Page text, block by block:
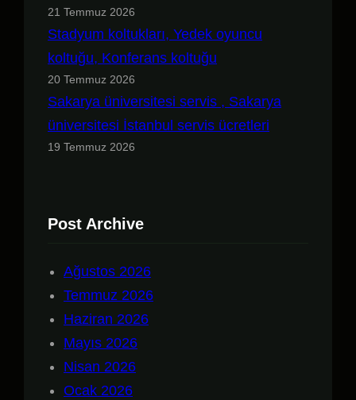
21 Temmuz 2026
Stadyum koltukları, Yedek oyuncu
koltuğu, Konferans koltuğu
20 Temmuz 2026
Sakarya üniversitesi servis , Sakarya
üniversitesi İstanbul servis ücretleri
19 Temmuz 2026
Post Archive
Ağustos 2026
Temmuz 2026
Haziran 2026
Mayıs 2026
Nisan 2026
Ocak 2026